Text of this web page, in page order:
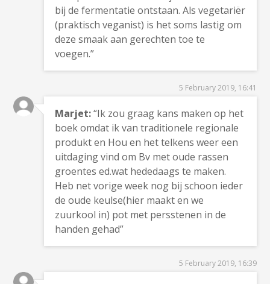
bij de fermentatie ontstaan. Als vegetariër
(praktisch veganist) is het soms lastig om
deze smaak aan gerechten toe te
voegen.”
5 February 2019, 16:41
Marjet:“Ik zou graag kans maken op het
boek omdat ik van traditionele regionale
produkt en Hou en het telkens weer een
uitdaging vind om Bv met oude rassen
groentes ed.wat hededaags te maken.
Heb net vorige week nog bij schoon ieder
de oude keulse(hier maakt en we
zuurkool in) pot met persstenen in de
handen gehad”
5 February 2019, 16:39